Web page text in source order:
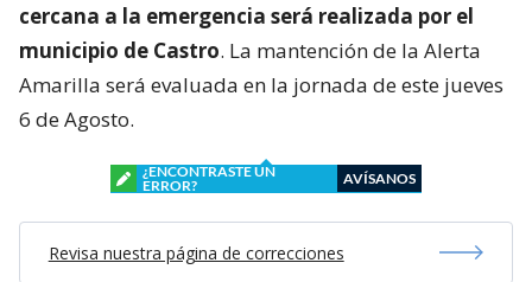
cercana a la emergencia será realizada por el
municipio de Castro. La mantención de la Alerta
Amarilla será evaluada en la jornada de este jueves
6 de Agosto.
¿ENCONTRASTE UN
ERROR?
AVÍSANOS
Revisa nuestra página de correcciones